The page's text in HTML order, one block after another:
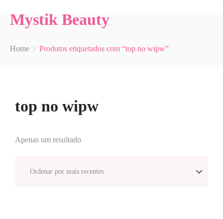
Mystik Beauty
Home Produtos etiquetados com “top no wipw”
top no wipw
Apenas um resultado